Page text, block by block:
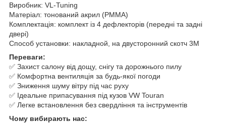
Виробник: VL-Tuning
Матеріал: тонований акрил (PMMA)
Комплектація: комплект із 4 дефлекторів (передні та задні
двері)
Способ установки: накладной, на двусторонний скотч 3M
Переваги:
✅ Захист салону від дощу, снігу та дорожнього пилу
✅ Комфортна вентиляція за будь-якої погоди
✅ Зниження шуму вітру під час руху
✅ Ідеальне припасування під кузов VW Touran
✅ Легке встановлення без свердління та інструментів
Чому вибирають нас: